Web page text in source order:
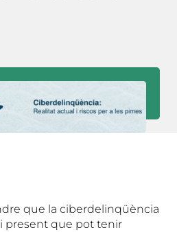
que la ciberdelinqüència
present que pot tenir